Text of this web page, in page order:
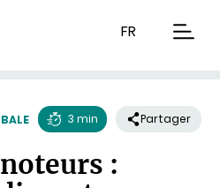
FR
de
3 min Partager
: